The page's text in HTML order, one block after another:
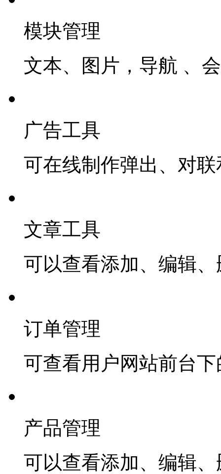
模块管理
文本、图片，导航 、
广告工具
可在线制作弹出、对
文章工具
可以查看添加、编辑
订单管理
可查看用户网站前台
产品管理
可以查看添加、编辑